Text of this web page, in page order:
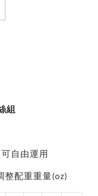
組
自由運用
配重重量(oz)